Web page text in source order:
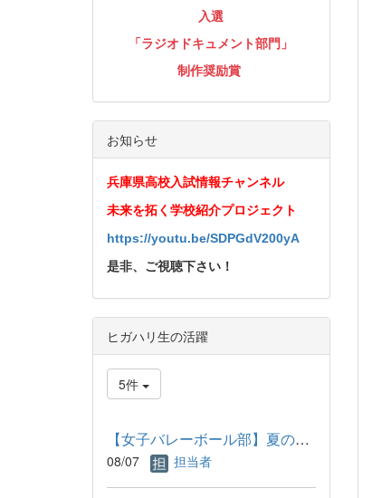
入選
「ラジオドキュメント部門」
制作奨励賞
お知らせ
兵庫県高校入試情報チャンネル
未来を拓く学校紹介プロジェクト
https://youtu.be/SDPGdV200yA
是非、ご視聴下さい！
ヒガハリ生の活躍
5件
【女子バレーボール部】夏の練習
08/07 担当者